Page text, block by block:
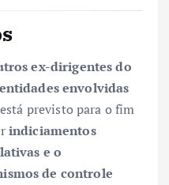
ex-dirigentes do
envolvidas
previsto para o fim
indiciamentos
e o
de controle